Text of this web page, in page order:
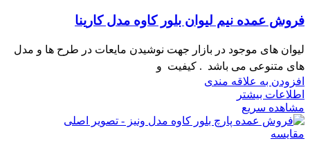
فروش عمده نیم لیوان بلور کاوه مدل کارینا
لیوان های موجود در بازار جهت نوشیدن مایعات در طرح ها و مدل
های متنوعی می باشد . کیفیت و
افزودن به علاقه مندی
اطلاعات بیشتر
مشاهده سریع
مقایسه